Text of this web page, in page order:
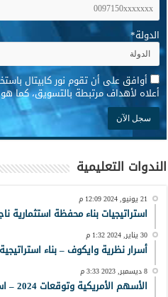
الدولة*
* أوافق على أن تقوم نور كابيتال
أعلاه لأهداف مرتبطة بالتسويق، كما
الندوات التعليمية
21 يونيو, 2024 12:09 م
استراتيجيات بناء محفظة استثمارية
30 يناير, 2024 1:32 م
أسرار نظرية وايكوف – بناء
8 ديسمبر, 2023 3:33 م
الأسهم الأمريكية وتوقعات 2024 – استراتيجيات وفرص أهم 5 أسهم